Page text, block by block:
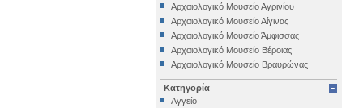
Αρχαιολογικό Μουσείο Αγρινίου
Αρχαιολογικό Μουσείο Αίγινας
Αρχαιολογικό Μουσείο Άμφισσας
Αρχαιολογικό Μουσείο Βέροιας
Αρχαιολογικό Μουσείο Βραυρώνας
Αρχαιολογικό Μουσείο Δελφών
Αρχαιολογικό Μουσείο Ηγουμενίτσας
Κατηγορία
Αγγείο